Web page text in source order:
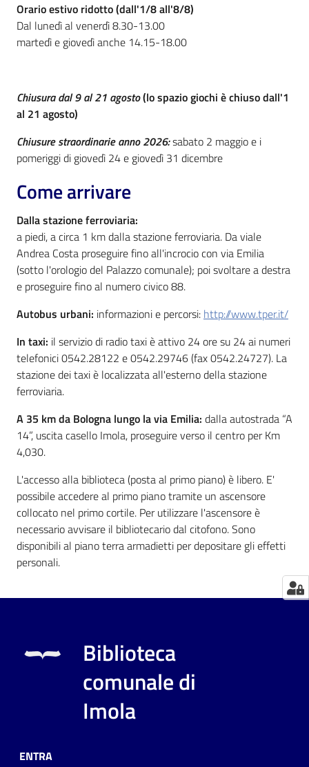
Casa
Piani
Archivio
storico
Decentrate
per
la
lettura
Seguici
su
Catalogo
on line
Eventi
Chiedi al
Orari
Orario estivo ridotto (dall'1/8 all'8/8)
Dal lunedì al venerdì 8.30-13.00
martedì e giovedì anche 14.15-18.00
Chiusura dal 9 al 21 agosto(lo spazio giochi è chiuso dall'1
al 21 agosto)
Chiusure straordinarie anno 2026:sabato 2 maggio e i
pomeriggi di giovedì 24 e giovedì 31 dicembre
Come arrivare
Dalla stazione ferroviaria:
a piedi, a circa 1 km dalla stazione ferroviaria. Da viale
Andrea Costa proseguire fino all'incrocio con via Emilia
(sotto l'orologio del Palazzo comunale); poi svoltare a destra
e proseguire fino al numero civico 88.
Autobus urbani: informazioni e percorsi: http://www.tper.it/
In taxi: il servizio di radio taxi è attivo 24 ore su 24 ai numeri
telefonici 0542.28122 e 0542.29746 (fax 0542.24727). La
stazione dei taxi è localizzata all'esterno della stazione
ferroviaria.
A 35 km da Bologna lungo la via Emilia: dalla autostrada “A
14”, uscita casello Imola, proseguire verso il centro per Km
4,030.
L'accesso alla biblioteca (posta al primo piano) è libero. E'
possibile accedere al primo piano tramite un ascensore
collocato nel primo cortile. Per utilizzare l'ascensore è
necessario avvisare il bibliotecario dal citofono. Sono
disponibili al piano terra armadietti per depositare gli effetti
personali.
Biblioteca
comunale di
Imola
ENTRA